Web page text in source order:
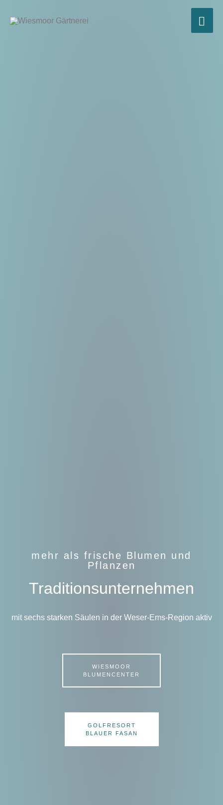
mehr als frische Blumen und
Pflanzen
Traditions­unter­nehmen
mit sechs starken Säulen in der Weser-Ems-Region aktiv
WIESMOOR
BLUMENCENTER
GOLFRESORT
BLAUER FASAN